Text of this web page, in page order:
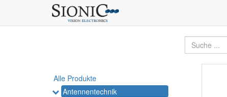
Alle Produkte
Antennentechnik